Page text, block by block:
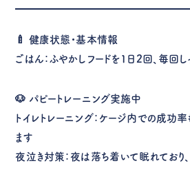
🍼 健康状態・基本情報
ごはん：ふやかしフードを1日2回、毎回
🐶 パピートレーニング実施中
トイレトレーニング：ケージ内での成功
ます
夜泣き対策：夜は落ち着いて眠れており